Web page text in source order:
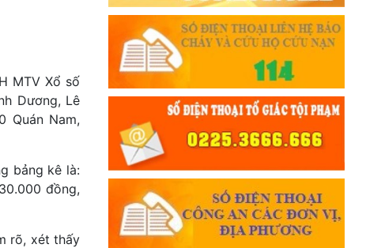
MTV Xổ số
Dương, Lê
Quán Nam,
bảng kê là:
đồng,
rõ, xét thấy